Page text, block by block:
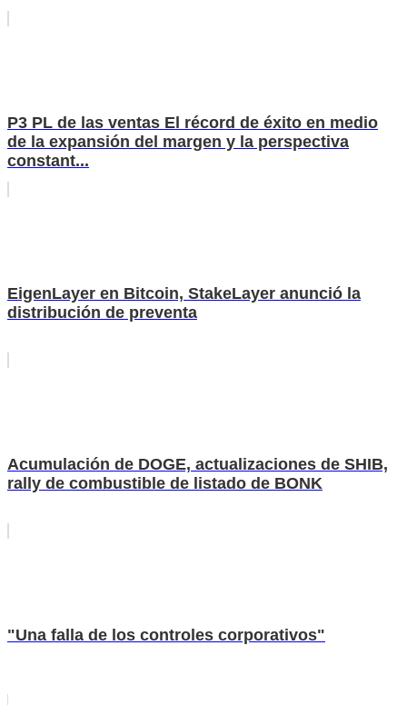
P3 PL de las ventas El récord de éxito en medio
de la expansión del margen y la perspectiva
constant...
EigenLayer en Bitcoin, StakeLayer anunció la
distribución de preventa
Acumulación de DOGE, actualizaciones de SHIB,
rally de combustible de listado de BONK
"Una falla de los controles corporativos"